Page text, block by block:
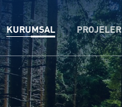
KURUMSAL PROJELER